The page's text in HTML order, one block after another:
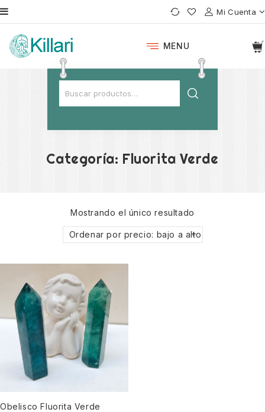
Mi Cuenta
MENU
Categoría: Fluorita Verde
Mostrando el único resultado
Ordenar por precio: bajo a alto
Obelisco Fluorita Verde